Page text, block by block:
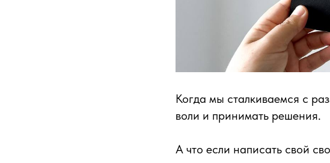
Когда мы сталкиваемся с
воли и принимать решения.
А что если написать свой